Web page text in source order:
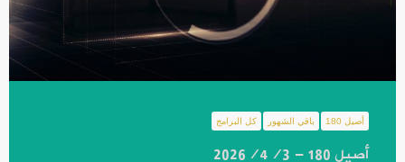
أصيل 180 باقي الشهور كل البرامج
أصيل 180 - 2026/4/3